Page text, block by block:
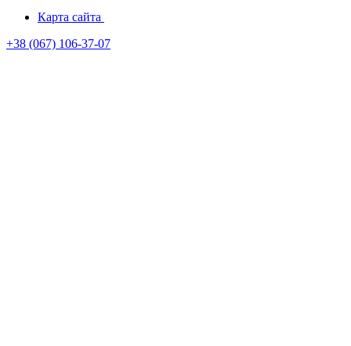
Карта сайта
+38 (067) 106-37-07